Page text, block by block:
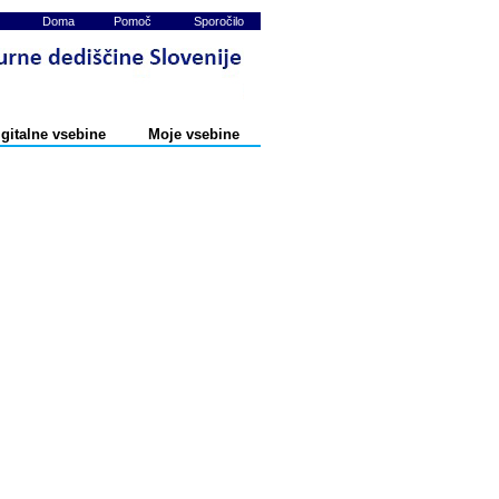
Doma Pomoč Sporočilo
vsebine Moje vsebine